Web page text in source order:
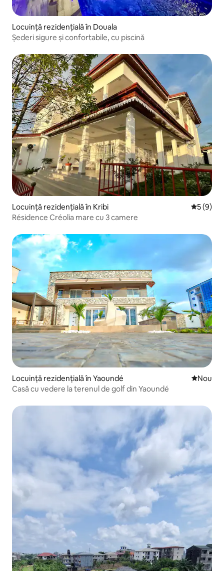
Locuință rezidențială în Douala
Șederi sigure și confortabile, cu piscină
Locuință rezidențială în Kribi Scor
5 (9)
Résidence Créolia mare cu 3 camere
Locuință rezidențială în Yaoundé Cazare
Nou
Casă cu vedere la terenul de golf din Yaoundé